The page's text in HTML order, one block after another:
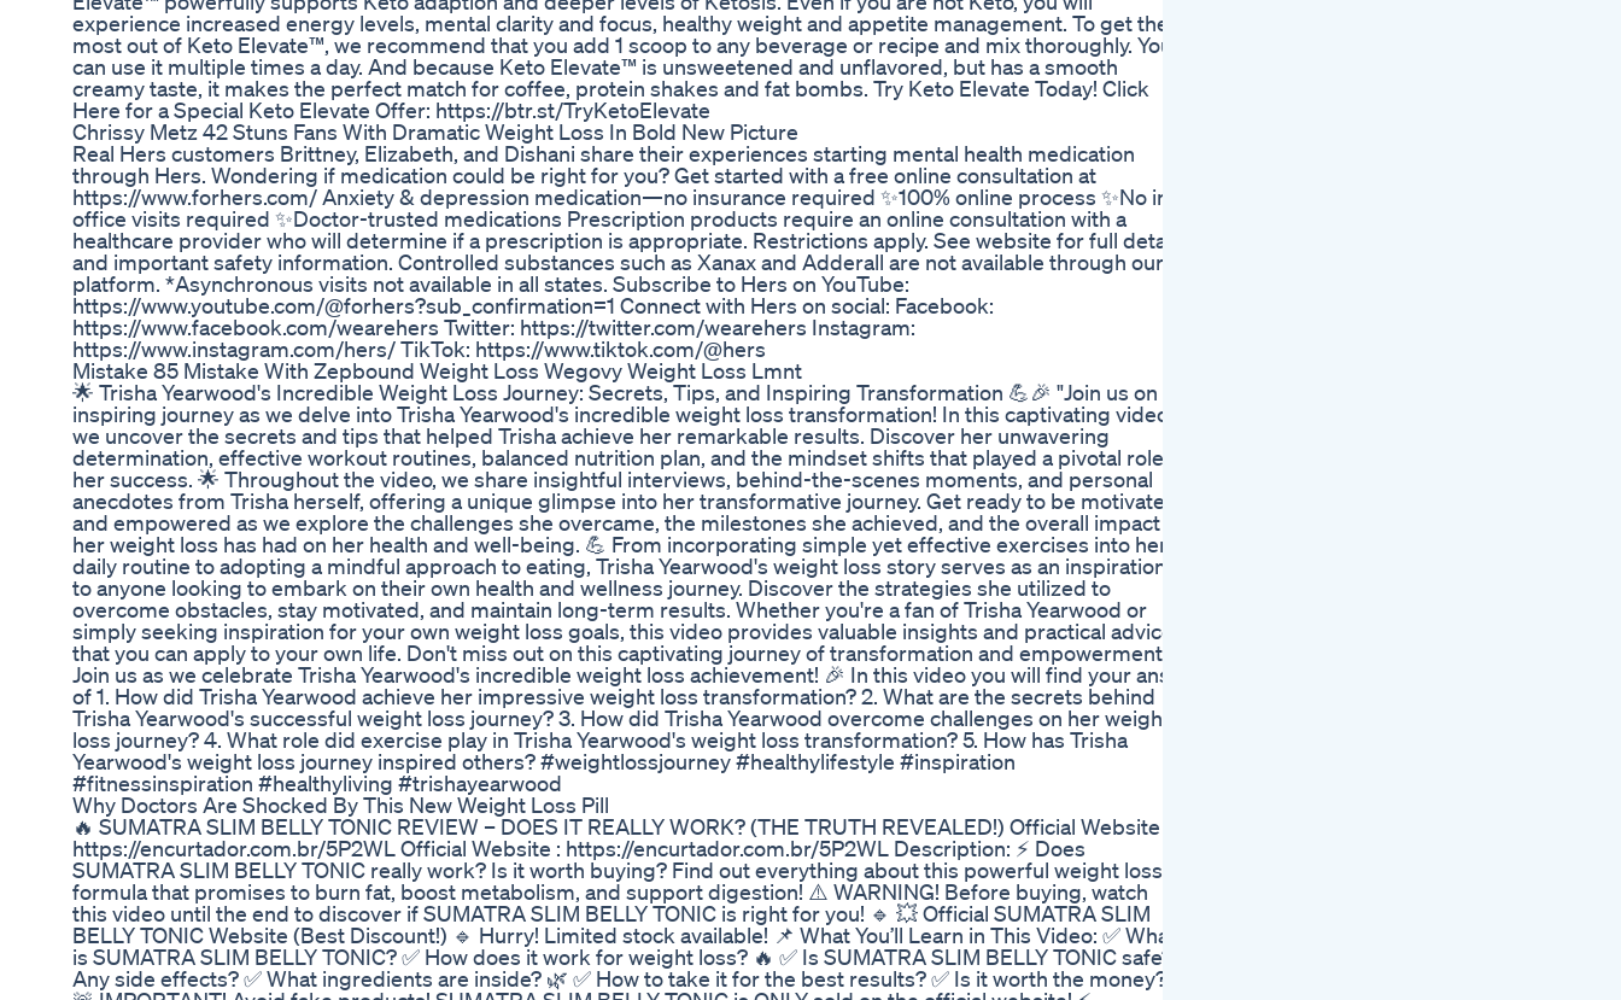
experience increased energy levels, mental clarity and focus, healthy weight and appetite management. To get the
most out of Keto Elevate™, we recommend that you add 1 scoop to any beverage or recipe and mix thoroughly. You
can use it multiple times a day. And because Keto Elevate™ is unsweetened and unflavored, but has a smooth
creamy taste, it makes the perfect match for coffee, protein shakes and fat bombs. Try Keto Elevate Today! Click
Here for a Special Keto Elevate Offer: https://btr.st/TryKetoElevate
Chrissy Metz 42 Stuns Fans With Dramatic Weight Loss In Bold New Picture
Real Hers customers Brittney, Elizabeth, and Dishani share their experiences starting mental health medication
through Hers. Wondering if medication could be right for you? Get started with a free online consultation at
https://www.forhers.com/ Anxiety & depression medication—no insurance required ✨100% online process ✨No in-
office visits required ✨Doctor-trusted medications Prescription products require an online consultation with a
healthcare provider who will determine if a prescription is appropriate. Restrictions apply. See website for full details
and important safety information. Controlled substances such as Xanax and Adderall are not available through our
platform. *Asynchronous visits not available in all states. Subscribe to Hers on YouTube:
https://www.youtube.com/@forhers?sub_confirmation=1 Connect with Hers on social: Facebook:
https://www.facebook.com/wearehers Twitter: https://twitter.com/wearehers Instagram:
https://www.instagram.com/hers/ TikTok: https://www.tiktok.com/@hers
Mistake 85 Mistake With Zepbound Weight Loss Wegovy Weight Loss Lmnt
🌟 Trisha Yearwood's Incredible Weight Loss Journey: Secrets, Tips, and Inspiring Transformation 💪🎉 "Join us on an
inspiring journey as we delve into Trisha Yearwood's incredible weight loss transformation! In this captivating video,
we uncover the secrets and tips that helped Trisha achieve her remarkable results. Discover her unwavering
determination, effective workout routines, balanced nutrition plan, and the mindset shifts that played a pivotal role in
her success. 🌟 Throughout the video, we share insightful interviews, behind-the-scenes moments, and personal
anecdotes from Trisha herself, offering a unique glimpse into her transformative journey. Get ready to be motivated
and empowered as we explore the challenges she overcame, the milestones she achieved, and the overall impact
her weight loss has had on her health and well-being. 💪 From incorporating simple yet effective exercises into her
daily routine to adopting a mindful approach to eating, Trisha Yearwood's weight loss story serves as an inspiration
to anyone looking to embark on their own health and wellness journey. Discover the strategies she utilized to
overcome obstacles, stay motivated, and maintain long-term results. Whether you're a fan of Trisha Yearwood or
simply seeking inspiration for your own weight loss goals, this video provides valuable insights and practical advice
that you can apply to your own life. Don't miss out on this captivating journey of transformation and empowerment.
Join us as we celebrate Trisha Yearwood's incredible weight loss achievement! 🎉 In this video you will find your ans
of 1. How did Trisha Yearwood achieve her impressive weight loss transformation? 2. What are the secrets behind
Trisha Yearwood's successful weight loss journey? 3. How did Trisha Yearwood overcome challenges on her weight
loss journey? 4. What role did exercise play in Trisha Yearwood's weight loss transformation? 5. How has Trisha
Yearwood's weight loss journey inspired others? #weightlossjourney #healthylifestyle #inspiration
#fitnessinspiration #healthyliving #trishayearwood
Why Doctors Are Shocked By This New Weight Loss Pill
🔥 SUMATRA SLIM BELLY TONIC REVIEW – DOES IT REALLY WORK? (THE TRUTH REVEALED!) Official Website :
https://encurtador.com.br/5P2WL Official Website : https://encurtador.com.br/5P2WL Description: ⚡ Does
SUMATRA SLIM BELLY TONIC really work? Is it worth buying? Find out everything about this powerful weight loss
formula that promises to burn fat, boost metabolism, and support digestion! ⚠️ WARNING! Before buying, watch
this video until the end to discover if SUMATRA SLIM BELLY TONIC is right for you! 🔹 💥 Official SUMATRA SLIM
BELLY TONIC Website (Best Discount!) 🔹 Hurry! Limited stock available! 📌 What You’ll Learn in This Video: ✅ What
is SUMATRA SLIM BELLY TONIC? ✅ How does it work for weight loss? 🔥 ✅ Is SUMATRA SLIM BELLY TONIC safe?
Any side effects? ✅ What ingredients are inside? 🌿 ✅ How to take it for the best results? ✅ Is it worth the money?